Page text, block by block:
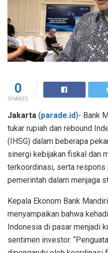
0
SHARES
Jakarta (parade.id)- Bank
tukar rupiah dan rebound
(IHSG) dalam beberapa
sinergi kebijakan fiskal dan
terkoordinasi, serta
pemerintah dalam menjaga
Kepala Ekonom Bank
menyampaikan bahwa
Indonesia di pasar menjadi
sentimen investor.